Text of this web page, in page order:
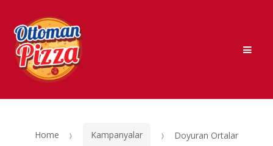
Skip
to
navigation
Skip
to
content
Home Kampanyalar Doyuran Ortalar